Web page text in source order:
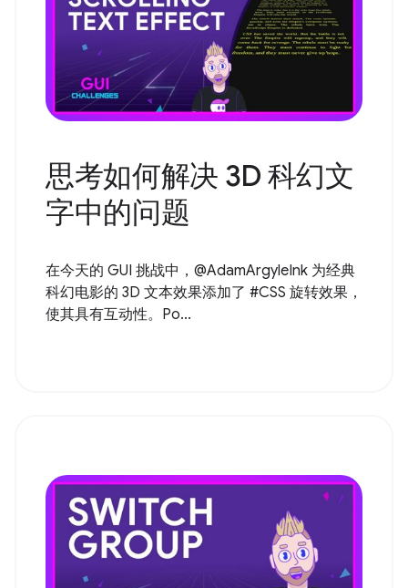
思考如何解决 3D 科幻文
字中的问题
在今天的 GUI 挑战中，@AdamArgyleInk 为经典
科幻电影的 3D 文本效果添加了 #CSS 旋转效果，
使其具有互动性。Po...